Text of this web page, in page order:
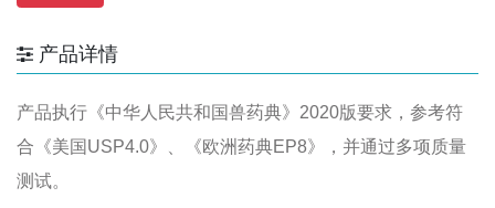
产品详情
产品执行《中华人民共和国兽药典》2020版要求，参考符
合《美国USP4.0》、《欧洲药典EP8》，并通过多项质量
测试。